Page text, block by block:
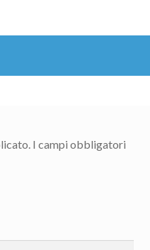
I campi obbligatori